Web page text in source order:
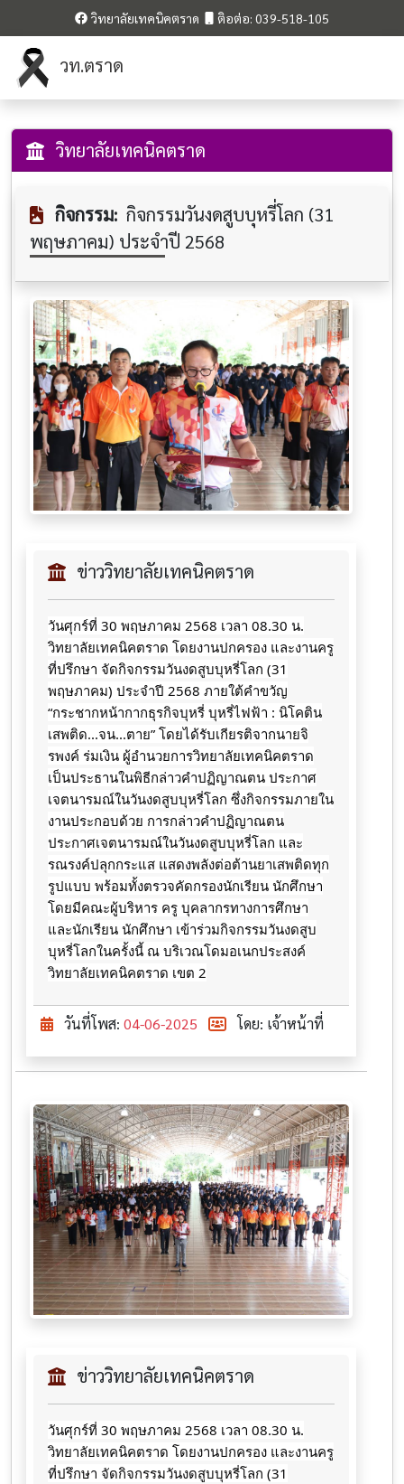
วิทยาลัยเทคนิคตราด ติอต่อ: 039-518-105
วท.ตราด
วิทยาลัยเทคนิคตราด
กิจกรรม: กิจกรรมวันงดสูบบุหรี่โลก (31
พฤษภาคม) ประจำปี 2568
ข่าววิทยาลัยเทคนิคตราด
วันศุกร์ที่ 30 พฤษภาคม 2568 เวลา 08.30 น.
วิทยาลัยเทคนิคตราด โดยงานปกครอง และงานครู
ที่ปรึกษา จัดกิจกรรมวันงดสูบบุหรี่โลก (31
พฤษภาคม) ประจำปี 2568 ภายใต้คำขวัญ
“กระชากหน้ากากธุรกิจบุหรี่ บุหรี่ไฟฟ้า : นิโคติน
เสพติด...จน...ตาย” โดยได้รับเกียรติจากนายจิ
รพงค์ ร่มเงิน ผู้อำนวยการวิทยาลัยเทคนิคตราด
เป็นประธานในพิธีกล่าวคำปฏิญาณตน ประกาศ
เจตนารมณ์ในวันงดสูบบุหรี่โลก ซึ่งกิจกรรมภายใน
งานประกอบด้วย การกล่าวคำปฏิญาณตน
ประกาศเจตนารมณ์ในวันงดสูบบุหรี่โลก และ
รณรงค์ปลุกกระแส แสดงพลังต่อต้านยาเสพติดทุก
รูปแบบ พร้อมทั้งตรวจคัดกรองนักเรียน นักศึกษา
โดยมีคณะผู้บริหาร ครู บุคลากรทางการศึกษา
และนักเรียน นักศึกษา เข้าร่วมกิจกรรมวันงดสูบ
บุหรี่โลกในครั้งนี้ ณ บริเวณโดมอเนกประสงค์
วิทยาลัยเทคนิคตราด เขต 2
วันที่โพส: 04-06-2025 โดย: เจ้าหน้าที่
ข่าววิทยาลัยเทคนิคตราด
วันศุกร์ที่ 30 พฤษภาคม 2568 เวลา 08.30 น.
วิทยาลัยเทคนิคตราด โดยงานปกครอง และงานครู
ที่ปรึกษา จัดกิจกรรมวันงดสูบบุหรี่โลก (31